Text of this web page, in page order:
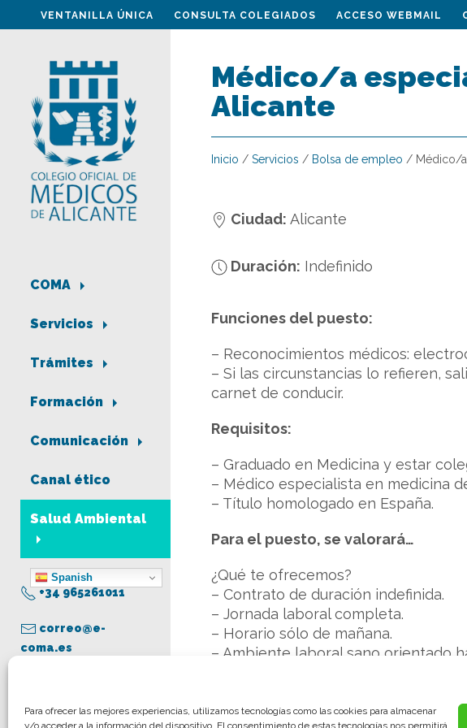
Para ofrecer las mejores experiencias, utilizamos tecnologías como las cookies para almacenar
y/o acceder a la información del dispositivo. El consentimiento de estas tecnologías nos permitirá
VENTANILLA ÚNICA CONSULTA COLEGIADOS ACCESO WEBMAIL
COMA
Servicios
Trámites
Formación
Comunicación
Canal ético
Salud Ambiental
Spanish
+34 965261011
correo@e-
coma.es
Aviso legal
Médico/a
Alicante
Inicio / Servicios / Bolsa de empleo / Médico/
Ciudad: Alicante
Duración: Indefinido
Funciones del puesto:
– Reconocimientos médicos:
– Si las circunstancias lo refieren,
carnet de conducir.
Requisitos:
– Graduado en Medicina y estar
– Médico especialista en medicina
– Título homologado en España.
Para el puesto, se valorará…
¿Qué te ofrecemos?
– Contrato de duración indefinida.
– Jornada laboral completa.
– Horario sólo de mañana.
– Ambiente laboral sano orientado